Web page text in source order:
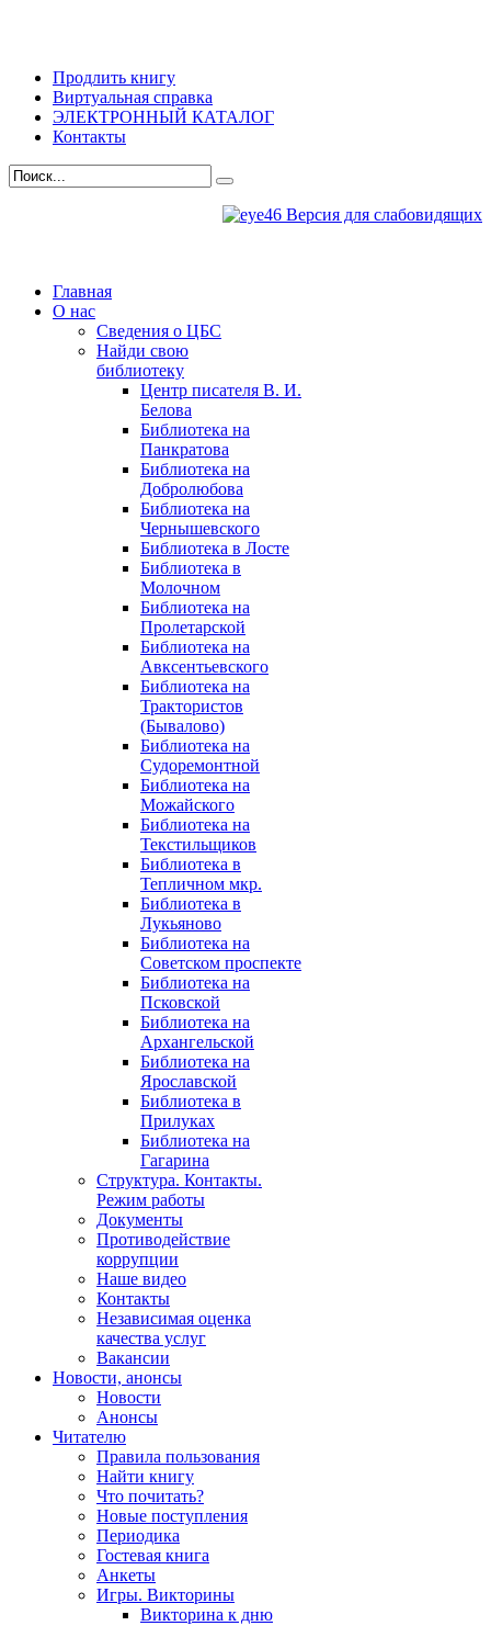
Продлить книгу
Виртуальная справка
ЭЛЕКТРОННЫЙ КАТАЛОГ
Контакты
Версия для слабовидящих
Главная
О нас
Сведения о ЦБС
Найди свою
библиотеку
Центр писателя В. И.
Белова
Библиотека на
Панкратова
Библиотека на
Добролюбова
Библиотека на
Чернышевского
Библиотека в Лосте
Библиотека в
Молочном
Библиотека на
Пролетарской
Библиотека на
Авксентьевского
Библиотека на
Трактористов
(Бывалово)
Библиотека на
Судоремонтной
Библиотека на
Можайского
Библиотека на
Текстильщиков
Библиотека в
Тепличном мкр.
Библиотека в
Лукьяново
Библиотека на
Советском проспекте
Библиотека на
Псковской
Библиотека на
Архангельской
Библиотека на
Ярославской
Библиотека в
Прилуках
Библиотека на
Гагарина
Структура. Контакты.
Режим работы
Документы
Противодействие
коррупции
Наше видео
Контакты
Независимая оценка
качества услуг
Вакансии
Новости, анонсы
Новости
Анонсы
Читателю
Правила пользования
Найти книгу
Что почитать?
Новые поступления
Периодика
Гостевая книга
Анкеты
Игры. Викторины
Викторина к дню